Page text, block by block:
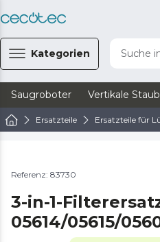
Kategorien Suche
Saugroboter Vertikale
Ersatzteile Ersatzteile für
Referenz: 83730
3-in-1-
05614/05615/